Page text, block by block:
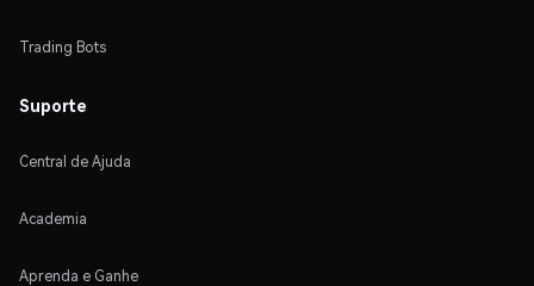
Trading Bots
Suporte
Central de Ajuda
Academia
Aprenda e Ganhe